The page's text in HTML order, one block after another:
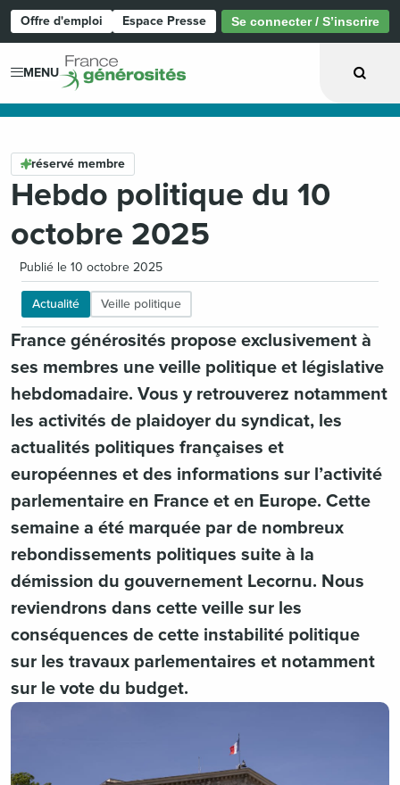
Offre d'emploi Espace Presse Se connecter / S’inscrire
MENU
réservé membre
Hebdo politique du 10
octobre 2025
Publié le 10 octobre 2025
Actualité Veille politique
France générosités propose exclusivement à
ses membres une veille politique et législative
hebdomadaire. Vous y retrouverez notamment
les activités de plaidoyer du syndicat, les
actualités politiques françaises et
européennes et des informations sur l’activité
parlementaire en France et en Europe. Cette
semaine a été marquée par de nombreux
rebondissements politiques suite à la
démission du gouvernement Lecornu. Nous
reviendrons dans cette veille sur les
conséquences de cette instabilité politique
sur les travaux parlementaires et notamment
sur le vote du budget.